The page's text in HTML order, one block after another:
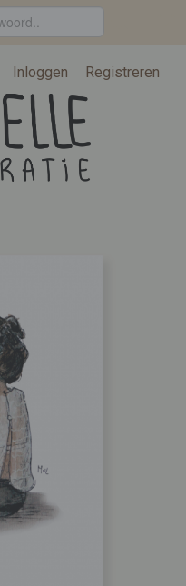
Inloggen Registreren